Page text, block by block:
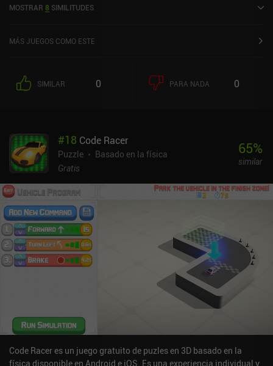
MOSTRAR 8 SIMILITUDES
MÁS JUEGOS COMO ESTE
SIMILAR 0 PARA NADA 0
#18 Code Racer
Puzzle
Basado en la física
Gratis
65%
similar
Code Racer es un juego gratuito de puzles en 3D basado en la
física disponible en Android e iOS. Es una experiencia individual y